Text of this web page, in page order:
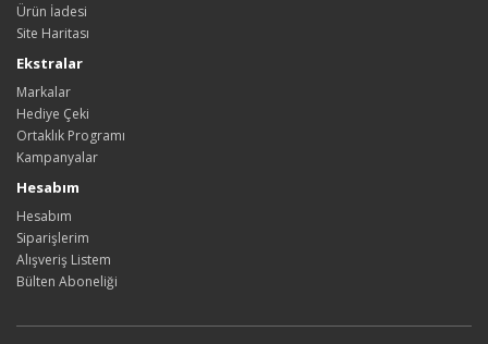
Ürün İadesi
Site Haritası
Ekstralar
Markalar
Hediye Çeki
Ortaklık Programı
Kampanyalar
Hesabım
Hesabım
Siparişlerim
Alışveriş Listem
Bülten Aboneliği